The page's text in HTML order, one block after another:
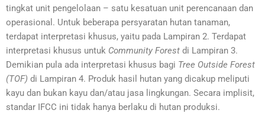
tingkat unit pengelolaan – satu kesatuan unit perencanaan dan
operasional. Untuk beberapa persyaratan hutan tanaman,
terdapat interpretasi khusus, yaitu pada Lampiran 2. Terdapat
interpretasi khusus untuk Community Forest di Lampiran 3.
Demikian pula ada interpretasi khusus bagi Tree Outside Forest
(TOF) di Lampiran 4. Produk hasil hutan yang dicakup meliputi
kayu dan bukan kayu dan/atau jasa lingkungan. Secara implisit,
standar IFCC ini tidak hanya berlaku di hutan produksi.